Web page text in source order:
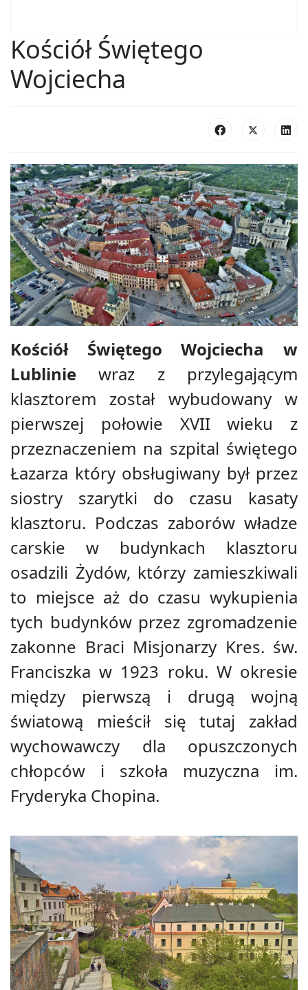
Kościół Świętego
Wojciecha
Kościół Świętego Wojciecha w
Lublinie wraz z przylegającym
klasztorem został wybudowany w
pierwszej połowie XVII wieku z
przeznaczeniem na szpital świętego
Łazarza który obsługiwany był przez
siostry szarytki do czasu kasaty
klasztoru. Podczas zaborów władze
carskie w budynkach klasztoru
osadzili Żydów, którzy zamieszkiwali
to miejsce aż do czasu wykupienia
tych budynków przez zgromadzenie
zakonne Braci Misjonarzy Kres. św.
Franciszka w 1923 roku. W okresie
między pierwszą i drugą wojną
światową mieścił się tutaj zakład
wychowawczy dla opuszczonych
chłopców i szkoła muzyczna im.
Fryderyka Chopina.